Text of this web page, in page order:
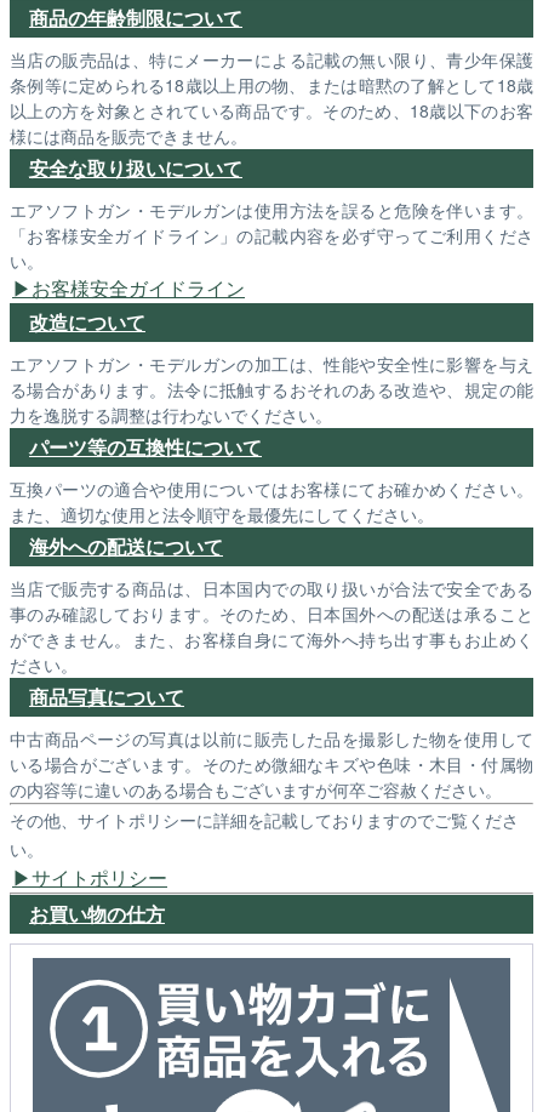
商品の年齢制限について
当店の販売品は、特にメーカーによる記載の無い限り、青少年保護
条例等に定められる18歳以上用の物、または暗黙の了解として18歳
以上の方を対象とされている商品です。そのため、18歳以下のお客
様には商品を販売できません。
安全な取り扱いについて
エアソフトガン・モデルガンは使用方法を誤ると危険を伴います。
「お客様安全ガイドライン」の記載内容を必ず守ってご利用くださ
い。
お客様安全ガイドライン
改造について
エアソフトガン・モデルガンの加工は、性能や安全性に影響を与え
る場合があります。法令に抵触するおそれのある改造や、規定の能
力を逸脱する調整は行わないでください。
パーツ等の互換性について
互換パーツの適合や使用についてはお客様にてお確かめください。
また、適切な使用と法令順守を最優先にしてください。
海外への配送について
当店で販売する商品は、日本国内での取り扱いが合法で安全である
事のみ確認しております。そのため、日本国外への配送は承ること
ができません。また、お客様自身にて海外へ持ち出す事もお止めく
ださい。
商品写真について
中古商品ページの写真は以前に販売した品を撮影した物を使用して
いる場合がございます。そのため微細なキズや色味・木目・付属物
の内容等に違いのある場合もございますが何卒ご容赦ください。
その他、サイトポリシーに詳細を記載しておりますのでご覧くださ
い。
サイトポリシー
お買い物の仕方